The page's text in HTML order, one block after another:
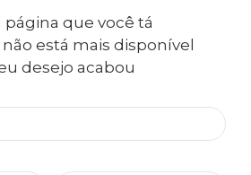
página que você tá
está mais disponível
desejo acabou